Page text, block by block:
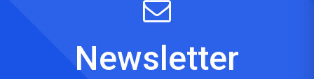
Newsletter